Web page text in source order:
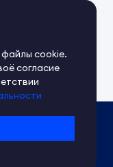
центрcookie.
согласие